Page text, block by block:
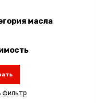
масла
фильтр